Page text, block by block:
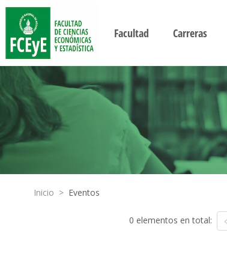
Facultad Carreras
Inicio > Eventos
0 elementos en total: